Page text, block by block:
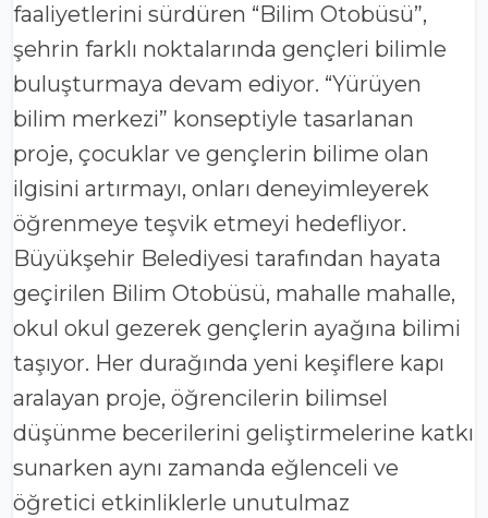
faaliyetlerini sürdüren “Bilim Otobüsü”,
şehrin farklı noktalarında gençleri bilimle
buluşturmaya devam ediyor. “Yürüyen
bilim merkezi” konseptiyle tasarlanan
proje, çocuklar ve gençlerin bilime olan
ilgisini artırmayı, onları deneyimleyerek
öğrenmeye teşvik etmeyi hedefliyor.
Büyükşehir Belediyesi tarafından hayata
geçirilen Bilim Otobüsü, mahalle mahalle,
okul okul gezerek gençlerin ayağına bilimi
taşıyor. Her durağında yeni keşiflere kapı
aralayan proje, öğrencilerin bilimsel
düşünme becerilerini geliştirmelerine katkı
sunarken aynı zamanda eğlenceli ve
öğretici etkinliklerle unutulmaz